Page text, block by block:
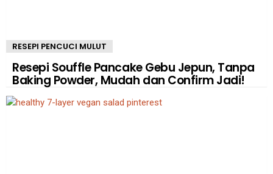
RESEPI PENCUCI MULUT
Resepi Souffle Pancake Gebu Jepun, Tanpa
Baking Powder, Mudah dan Confirm Jadi!